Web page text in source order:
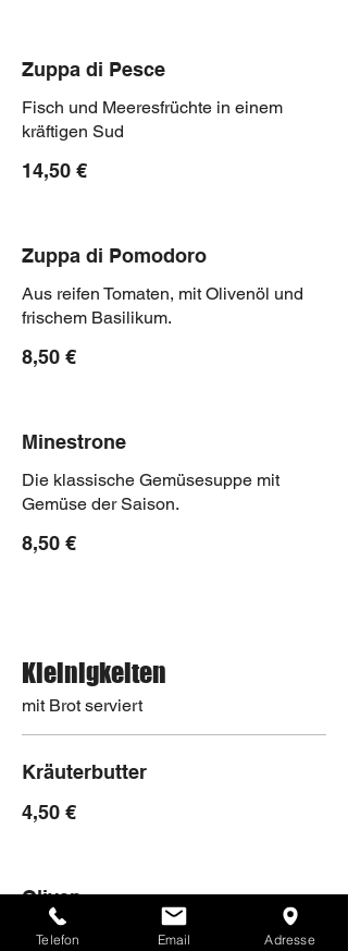
Zuppa di Pesce
Fisch und Meeresfrüchte in einem
kräftigen Sud
14,50 €
Zuppa di Pomodoro
Aus reifen Tomaten, mit Olivenöl und
frischem Basilikum.
8,50 €
Minestrone
Die klassische Gemüsesuppe mit
Gemüse der Saison.
8,50 €
Kleinigkeiten
mit Brot serviert
Kräuterbutter
4,50 €
Oliven
7,50 €
Telefon Email Adresse